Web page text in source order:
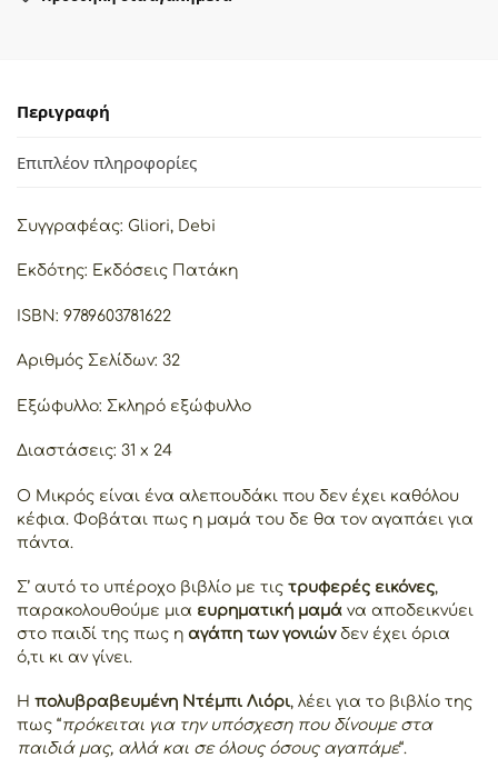
Περιγραφή
Επιπλέον πληροφορίες
Συγγραφέας: Gliori, Debi
Εκδότης: Εκδόσεις Πατάκη
ISBN: 9789603781622
Αριθμός Σελίδων: 32
Εξώφυλλο: Σκληρό εξώφυλλο
Διαστάσεις: 31 x 24
Ο Μικρός είναι ένα αλεπουδάκι που δεν έχει καθόλου
κέφια. Φοβάται πως η μαμά του δε θα τον αγαπάει για
πάντα.
Σ’ αυτό το υπέροχο βιβλίο με τις τρυφερές εικόνες,
παρακολουθούμε μια ευρηματική μαμά να αποδεικνύει
στο παιδί της πως η αγάπη των γονιώνδεν έχει όρια
ό,τι κι αν γίνει.
Η πολυβραβευμένη Ντέμπι Λιόρι, λέει για το βιβλίο της
πως “πρόκειται για την υπόσχεση που δίνουμε στα
παιδιά μας, αλλά και σε όλους όσους αγαπάμε“.